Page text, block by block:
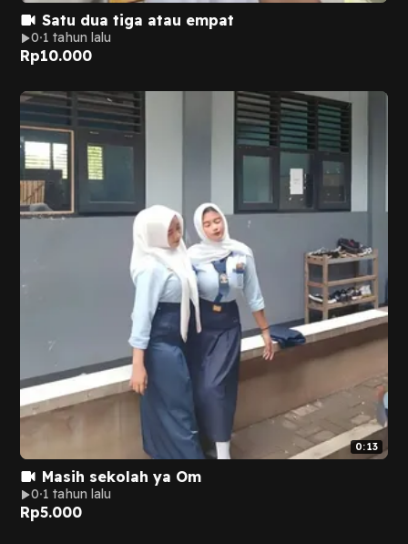
Satu dua tiga atau empat
0 1 tahun lalu
Rp10.000
0:13
Masih sekolah ya Om
0 1 tahun lalu
Rp5.000